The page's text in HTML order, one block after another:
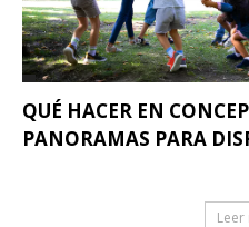
QUÉ HACER EN
PANORAMAS PARA
Leer